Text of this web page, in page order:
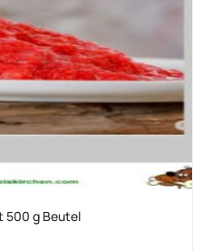
500 g Beutel